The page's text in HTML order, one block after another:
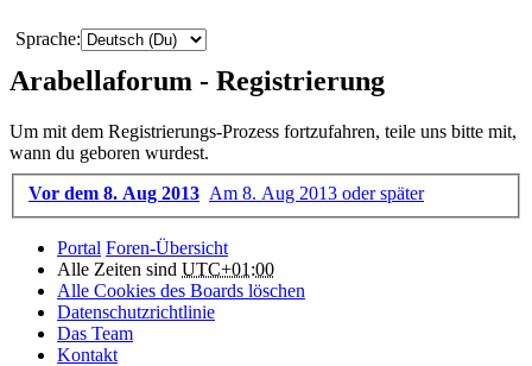
Sprache:
Arabellaforum - Registrierung
Um mit dem Registrierungs-Prozess fortzufahren, teile uns bitte mit,
wann du geboren wurdest.
Vor dem 8. Aug 2013 Am 8. Aug 2013 oder später
Portal Foren-Übersicht
Alle Zeiten sind UTC+01:00
Alle Cookies des Boards löschen
Datenschutzrichtlinie
Das Team
Kontakt